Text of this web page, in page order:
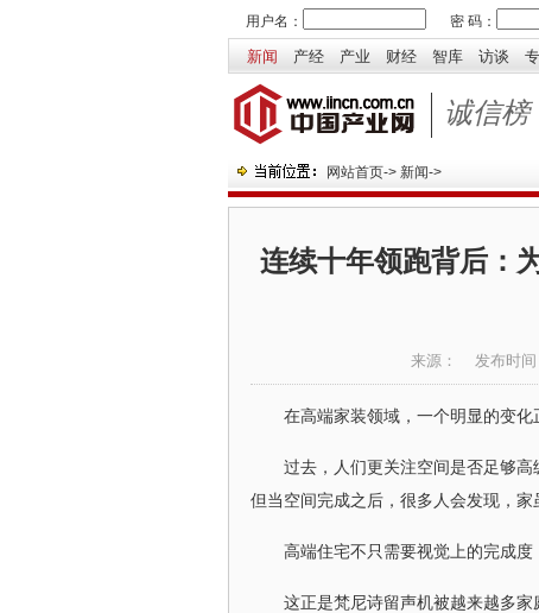
用户名： 密 码：
新闻 产经 产业 财经 智库 访谈
诚信榜
网站首页-> 新闻->
连续十年领跑背后：
来源： 发布时间
在高端家装领域，一个明显的变化
过去，人们更关注空间是否足够高
但当空间完成之后，很多人会发现，家
高端住宅不只需要视觉上的完成度
这正是梵尼诗留声机被越来越多